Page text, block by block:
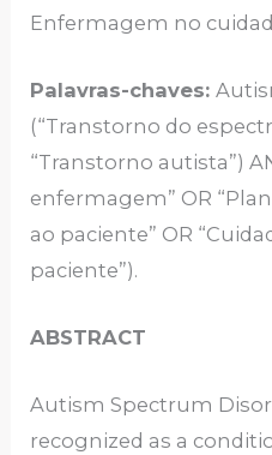
Enfermagem no
Palavras-chaves:
(“Transtorno do
“Transtorno autista”)
enfermagem” OR
ao paciente” OR
paciente”).
ABSTRACT
Autism Spectrum
recognized as a